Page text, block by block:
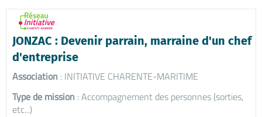
JONZAC : Devenir parrain, marraine d'un chef
d'entreprise
Association : INITIATIVE CHARENTE-MARITIME
Type de mission : Accompagnement des personnes (sorties,
etc...)